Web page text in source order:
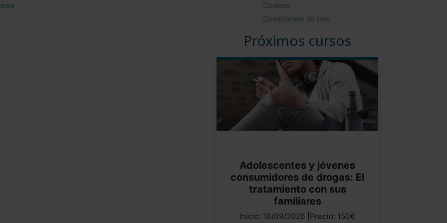
Próximos cursos
Adolescentes y jóvenes
consumidores de drogas: El
tratamiento con sus
familiares
Inicio: 16/09/2026 |Precio: 150€
Cookies
Condiciones de uso